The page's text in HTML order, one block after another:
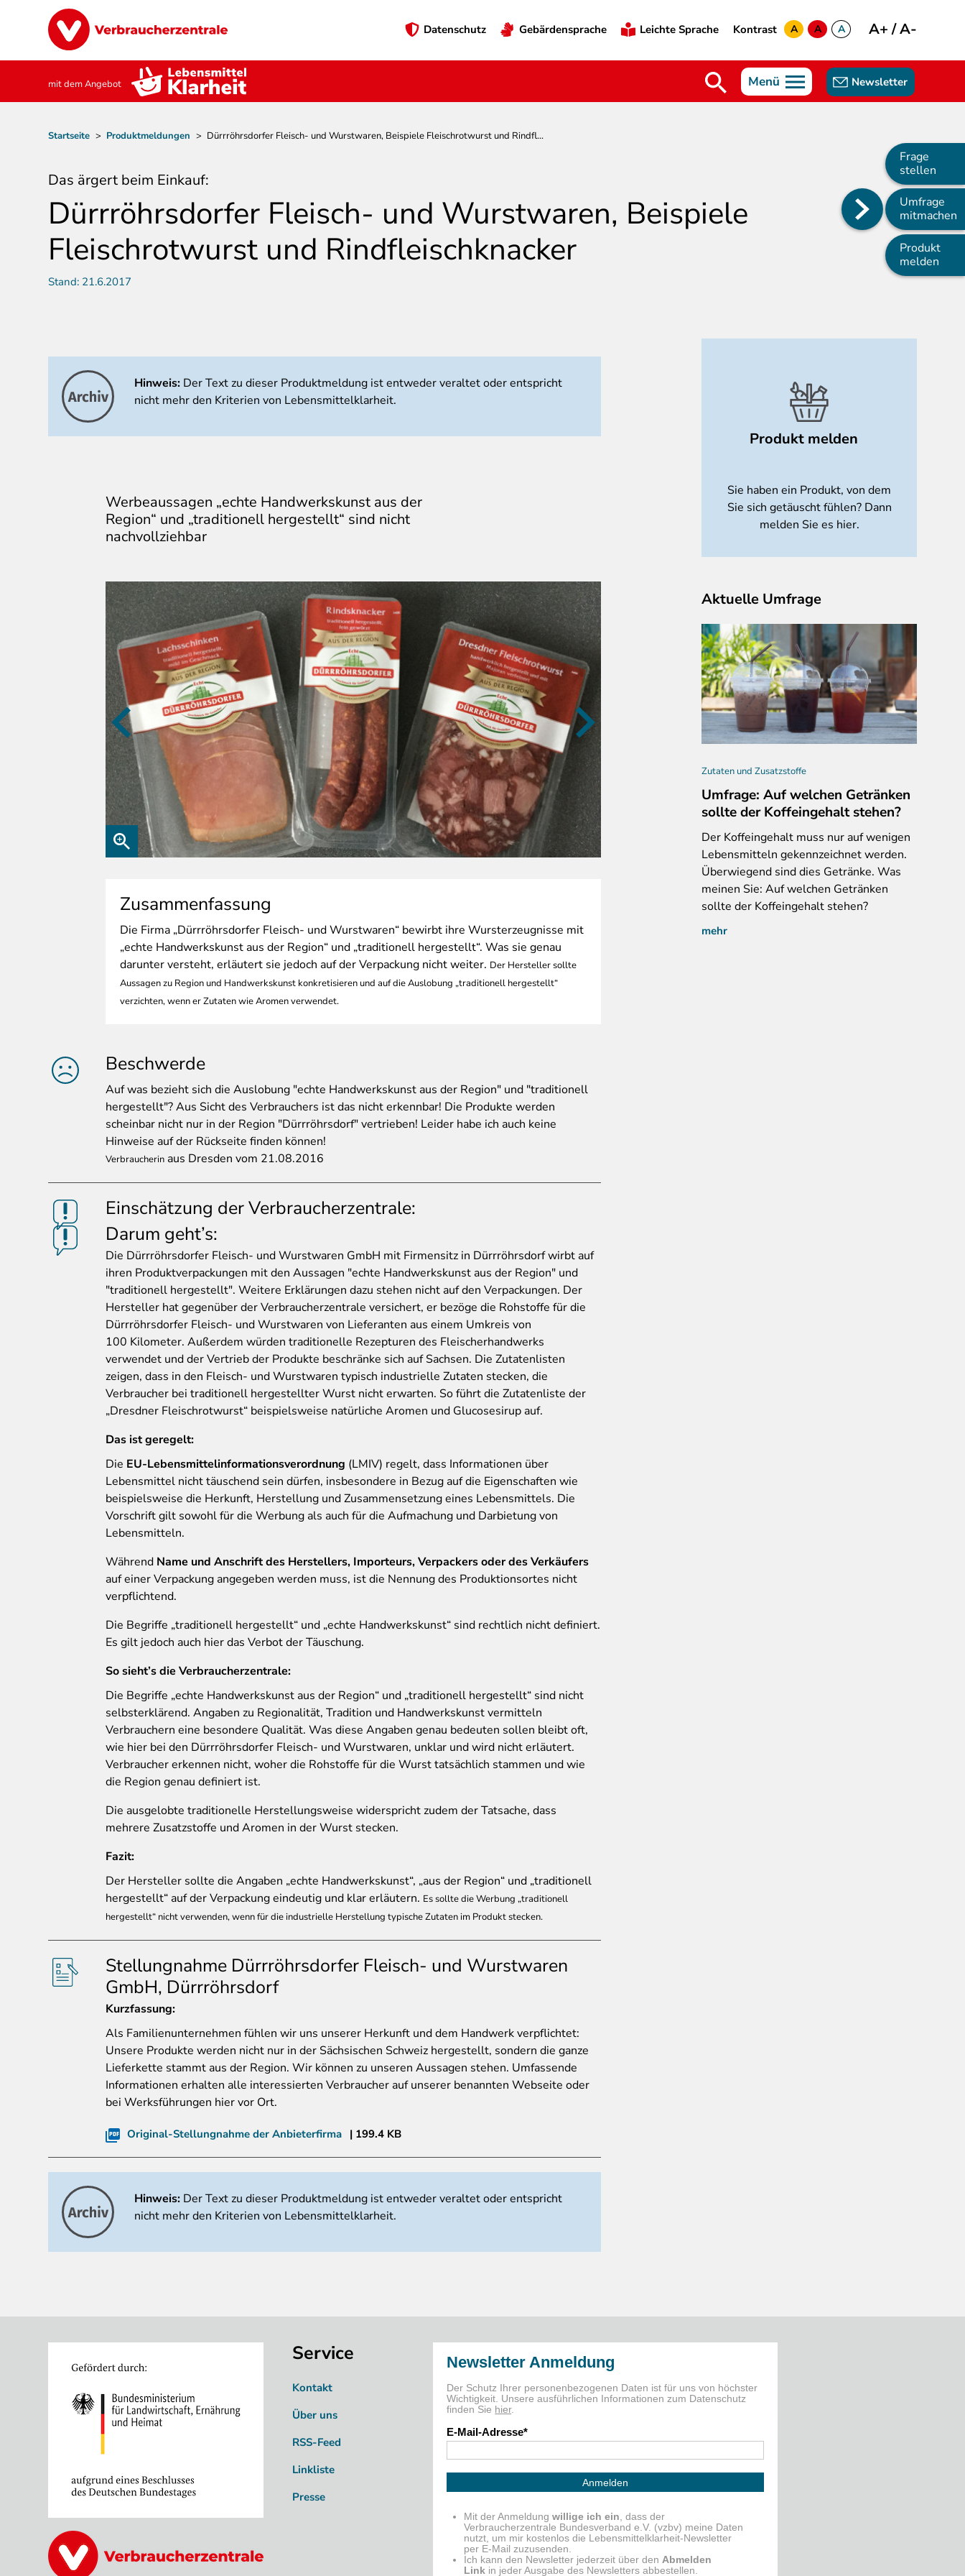
Image
Preheader
Datenschutz Gebärdensprache Leichte Sprache Kontrast
A
A
A
A+/A-
mit dem Angebot Menü Newsletter
Pfadnavigation
Startseite > Produktmeldungen > Dürrröhrsdorfer Fleisch- und Wurstwaren, Beispiele Fleischrotwurst und Rindfl...
Main
navigation
Frage
stellen
Umfrage
mitmachen
Produkt
melden
Das ärgert beim Einkauf:
Dürrröhrsdorfer Fleisch- und Wurstwaren, Beispiele
Fleischrotwurst und Rindfleischknacker
Stand: 21.6.2017
Hinweis: Der Text zu dieser Produktmeldung ist entweder veraltet oder entspricht
nicht mehr den Kriterien von Lebensmittelklarheit.
Werbeaussagen „echte Handwerkskunst aus der
Region“ und „traditionell hergestellt“ sind nicht
nachvollziehbar
Zusammenfassung
Die Firma „Dürrröhrsdorfer Fleisch- und Wurstwaren“ bewirbt ihre Wursterzeugnisse mit
„echte Handwerkskunst aus der Region“ und „traditionell hergestellt“. Was sie genau
darunter versteht, erläutert sie jedoch auf der Verpackung nicht weiter. Der Hersteller sollte
Aussagen zu Region und Handwerkskunst konkretisieren und auf die Auslobung „traditionell hergestellt“
verzichten, wenn er Zutaten wie Aromen verwendet.
Beschwerde
Aufwas bezieht sich die Auslobung "echte Handwerkskunst aus der Region" und "traditionell
hergestellt"? Aus Sicht des Verbrauchers ist das nicht erkennbar! Die Produkte werden
scheinbar nicht nur in der Region "Dürrröhrsdorf" vertrieben! Leider habe ich auch keine
Hinweise auf der Rückseite finden können!
Verbraucherin aus Dresden vom 21.08.2016
Einschätzung der Verbraucherzentrale:
Darum geht’s:
Die Dürrröhrsdorfer Fleisch- und Wurstwaren GmbH mit Firmensitz in Dürrröhrsdorf wirbt auf
ihren Produktverpackungen mit den Aussagen "echte Handwerkskunst aus der Region" und
"traditionell hergestellt". Weitere Erklärungen dazu stehen nicht auf den Verpackungen. Der
Hersteller hat gegenüber der Verbraucherzentrale versichert, er bezöge die Rohstoffe für die
Dürrröhrsdorfer Fleisch- und Wurstwaren von Lieferanten aus einem Umkreis von
100 Kilometer. Außerdem würden traditionelle Rezepturen des Fleischerhandwerks
verwendet und der Vertrieb der Produkte beschränke sich auf Sachsen. Die Zutatenlisten
zeigen, dass in den Fleisch- und Wurstwaren typisch industrielle Zutaten stecken, die
Verbraucher bei traditionell hergestellter Wurst nicht erwarten. So führt die Zutatenliste der
„Dresdner Fleischrotwurst“ beispielsweise natürliche Aromen und Glucosesirup auf.
Das ist geregelt:
Die EU-Lebensmittelinformationsverordnung (LMIV) regelt, dass Informationen über
Lebensmittel nicht täuschend sein dürfen, insbesondere in Bezug auf die Eigenschaften wie
beispielsweise die Herkunft, Herstellung und Zusammensetzung eines Lebensmittels. Die
Vorschrift gilt sowohl für die Werbung als auch für die Aufmachung und Darbietung von
Lebensmitteln.
Während Name und Anschrift des Herstellers, Importeurs, Verpackers oder des Verkäufers
auf einer Verpackung angegeben werden muss, ist die Nennung des Produktionsortes nicht
verpflichtend.
Die Begriffe „traditionell hergestellt“ und „echte Handwerkskunst“ sind rechtlich nicht definiert.
Es gilt jedoch auch hier das Verbot der Täuschung.
So sieht’s die Verbraucherzentrale:
Die Begriffe „echte Handwerkskunst aus der Region“ und „traditionell hergestellt“ sind nicht
selbsterklärend. Angaben zu Regionalität, Tradition und Handwerkskunst vermitteln
Verbrauchern eine besondere Qualität. Was diese Angaben genau bedeuten sollen bleibt oft,
wie hier bei den Dürrröhrsdorfer Fleisch- und Wurstwaren, unklar und wird nicht erläutert.
Verbraucher erkennen nicht, woher die Rohstoffe für die Wurst tatsächlich stammen und wie
die Region genau definiert ist.
Die ausgelobte traditionelle Herstellungsweise widerspricht zudem der Tatsache, dass
mehrere Zusatzstoffe und Aromen in der Wurst stecken.
Fazit:
Der Hersteller sollte die Angaben „echte Handwerkskunst“, „aus der Region“ und „traditionell
hergestellt“ auf der Verpackung eindeutig und klar erläutern. Es sollte die Werbung „traditionell
hergestellt“ nicht verwenden, wenn für die industrielle Herstellung typische Zutaten im Produkt stecken.
Stellungnahme Dürrröhrsdorfer Fleisch- und Wurstwaren
GmbH, Dürrröhrsdorf
Kurzfassung:
Als Familienunternehmen fühlen wir uns unserer Herkunft und dem Handwerk verpflichtet:
Unsere Produkte werden nicht nur in der Sächsischen Schweiz hergestellt, sondern die ganze
Lieferkette stammt aus der Region. Wir können zu unseren Aussagen stehen. Umfassende
Informationen erhalten alle interessierten Verbraucher auf unserer benannten Webseite oder
bei Werksführungen hier vor Ort.
Original-Stellungnahme der Anbieterfirma 199.4 KB
Hinweis: Der Text zu dieser Produktmeldung ist entweder veraltet oder entspricht
nicht mehr den Kriterien von Lebensmittelklarheit.
Produkt melden
Sie haben ein Produkt, von dem
Sie sich getäuscht fühlen? Dann
melden Sie es hier.
Aktuelle Umfrage
Zutaten und Zusatzstoffe
Umfrage: Auf welchen Getränken
sollte der Koffeingehalt stehen?
Der Koffeingehalt muss nur auf wenigen
Lebensmitteln gekennzeichnet werden.
Überwiegend sind dies Getränke. Was
meinen Sie: Auf welchen Getränken
sollte der Koffeingehalt stehen?
mehr
Image
Service
Kontakt
Über uns
RSS-Feed
Linkliste
Presse